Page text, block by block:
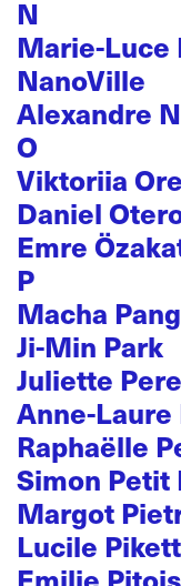
N
Marie-Luce
NanoVille
Alexandre
O
Viktoriia
Daniel
Emre
P
Macha
Ji-Min Park
Juliette
Anne-
Raphaëlle
Simon Petit
Margot
Lucile